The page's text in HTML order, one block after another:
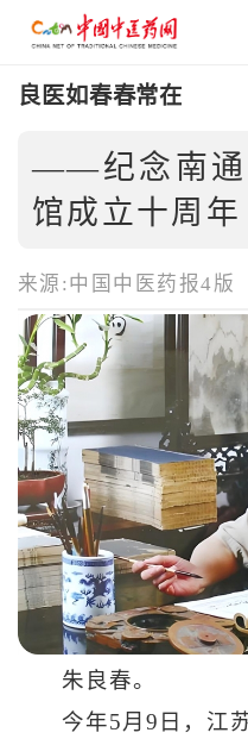
良医如春春常在
——纪念南通
馆成立十周年
来源:中国中医药报4版
朱良春。
今年5月9日，江